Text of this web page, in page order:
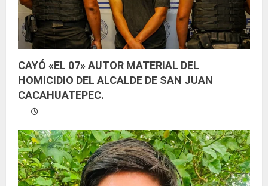
o
CAYÓ «EL 07» AUTOR MATERIAL DEL
HOMICIDIO DEL ALCALDE DE SAN JUAN
CACAHUATEPEC.